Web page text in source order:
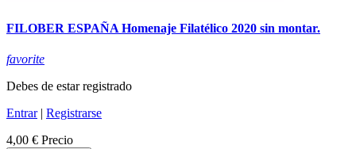
FILOBER ESPAÑA Homenaje Filatélico 2020 sin montar.
favorite
Debes de estar registrado
Entrar| Registrarse
4,00 € Precio